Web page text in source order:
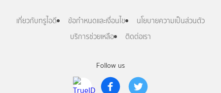
Follow us
เกี่ยวกับทรูไอดี ข้อกำหนดและเงื่อนไข
นโยบายความเป็นส่วนตัว
บริการช่วยเหลือ
ติดต่อเรา